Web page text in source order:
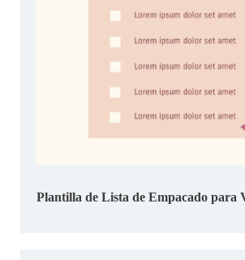
Plantilla de Lista de Empacado para